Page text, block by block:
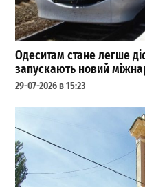
Одеситам стане легше
запускають новий
29-07-2026 в 15:23